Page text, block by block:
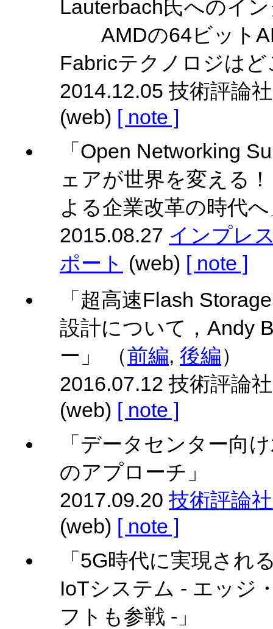
Lauterbach氏へのイ
AMDの64ビット
Fabricテクノロジは
2014.12.05 技術評論
(web) [ note ]
「Open Networking
ェアが世界を変える
よる企業改革の時代
2015.08.27 インプレ
ポート (web) [ note ]
「超高速Flash
設計について，Andy
ー」 （前編, 後編）
2016.07.12 技術評論
(web) [ note ]
「データセンター向
のアプローチ」
2017.09.20 技術評論
(web) [ note ]
「5G時代に実現され
IoTシステム - エッジ
フトも参戦 -」